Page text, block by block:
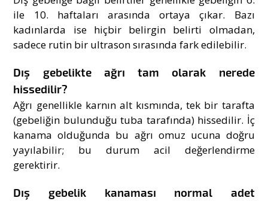
ile 10. haftaları arasında ortaya çıkar. Bazı
kadınlarda ise hiçbir belirgin belirti olmadan,
sadece rutin bir ultrason sırasında fark edilebilir.
Dış gebelikte ağrı tam olarak nerede
hissedilir?
Ağrı genellikle karnın alt kısmında, tek bir tarafta
(gebeliğin bulunduğu tuba tarafında) hissedilir. İç
kanama olduğunda bu ağrı omuz ucuna doğru
yayılabilir; bu durum acil değerlendirme
gerektirir.
Dış gebelik kanaması normal adet